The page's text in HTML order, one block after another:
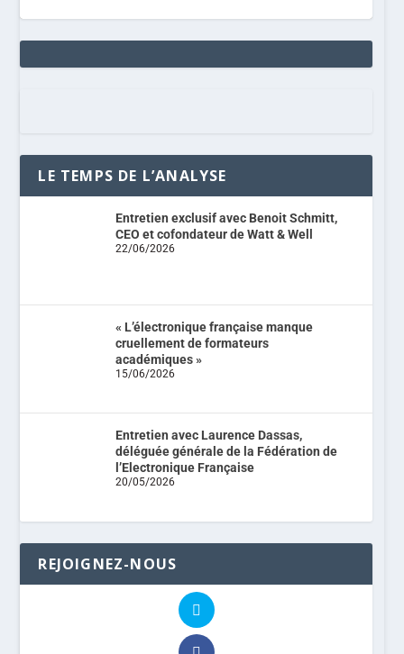
LE TEMPS DE L’ANALYSE
Entretien exclusif avec Benoit Schmitt,
CEO et cofondateur de Watt & Well
22/06/2026
« L’électronique française manque
cruellement de formateurs
académiques »
15/06/2026
Entretien avec Laurence Dassas,
déléguée générale de la Fédération de
l’Electronique Française
20/05/2026
REJOIGNEZ-NOUS